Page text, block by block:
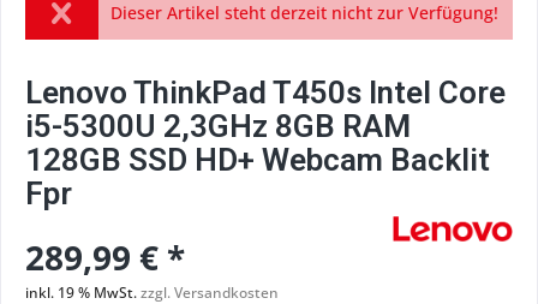
Dieser Artikel steht derzeit nicht zur Verfügung!
Lenovo ThinkPad T450s Intel Core
i5-5300U 2,3GHz 8GB RAM
128GB SSD HD+ Webcam Backlit
Fpr
289,99 € *
inkl. 19 % MwSt.zzgl. Versandkosten